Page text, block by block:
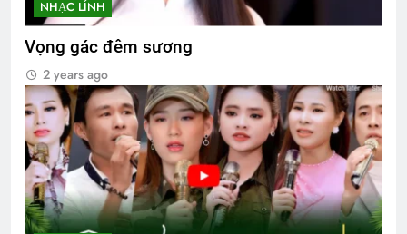
NHẠC LÍNH
Vọng gác đêm sương
2 years ago